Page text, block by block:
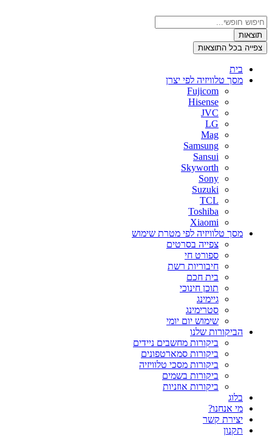
לתוכן
Search
...תוצאות
צפייה בכל התוצאות
בית
מסך טלוויזיה לפי יצרן
Fujicom
Hisense
JVC
LG
Mag
Samsung
Sansui
Skyworth
Sony
Suzuki
TCL
Toshiba
Xiaomi
מסך טלוויזיה לפי מטרת שימוש
צפייה בסרטים
ספורט חי
חיבוריות רשת
בית חכם
תוכן חינוכי
גיימינג
סטרימינג
שימוש יום יומי
הביקורות שלנו
ביקורות מחשבים ניידים
ביקורות סמארטפונים
ביקורות מסכי טלוויזיה
ביקורות בשמים
ביקורות אוזניות
בלוג
מי אנחנו?
יצירת קשר
תקנון